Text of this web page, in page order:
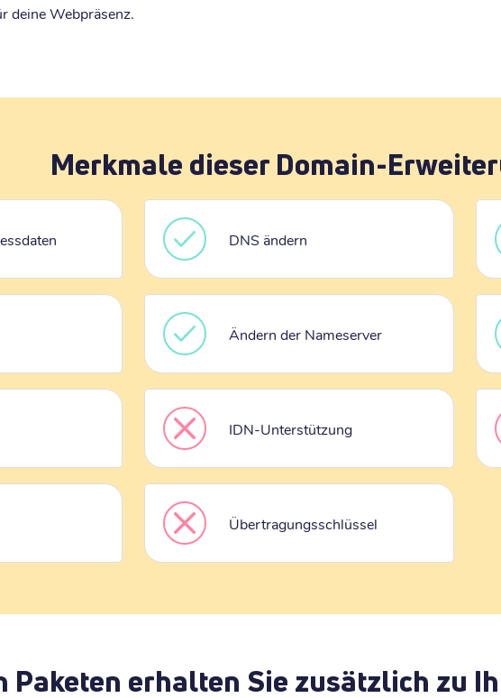
deine Webpräsenz.
Merkmale dieser Domain-
DNS ändern
Ändern der Nameserver
IDN-Unterstützung
Übertragungsschlüssel
Paketen erhalten Sie zusätzlich zu